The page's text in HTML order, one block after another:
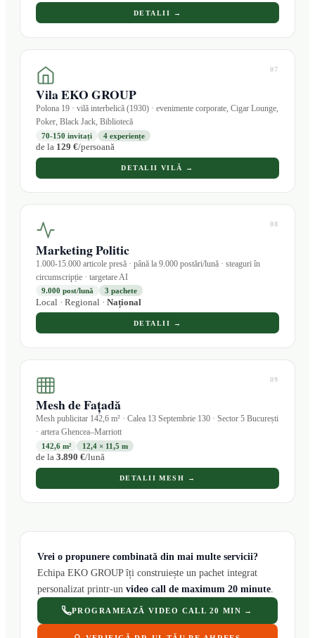
DETALII →
07
Vila EKO GROUP
Polona 19 · vilă interbelică (1930) · evenimente corporate, Cigar Lounge,
Poker, Black Jack, Bibliotecă
70-150 invitați 4 experiențe
de la 129 €/persoană
DETALII VILĂ →
08
Marketing Politic
1.000-15.000 articole presă · până la 9.000 postări/lună · steaguri în
circumscripție · targetare AI
9.000 post/lună 3 pachete
Local · Regional ·Național
DETALII →
09
Mesh de Fațadă
Mesh publicitar 142,6 m² · Calea 13 Septembrie 130 · Sector 5 București
· artera Ghencea–Marriott
142,6 m² 12,4 × 11,5 m
de la3.890 €/lună
DETALII MESH →
Vrei o propunere combinată din mai multe servicii?
Echipa EKO GROUP îți construiește un pachet integrat
personalizat printr-un video call de maximum 20 minute
PROGRAMEAZĂ VIDEO CALL 20 MIN →